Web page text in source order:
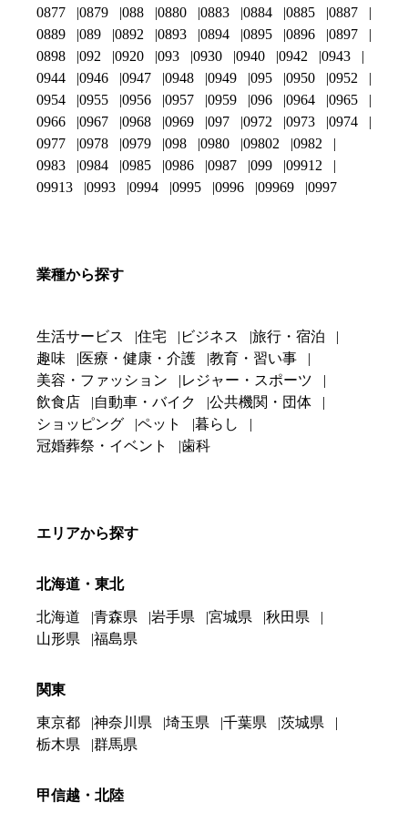
0877
0879 088 0880 0883 0884 0885
0887
0889
089 0892 0893 0894 0895 0896
0897
0898
092 0920 093 0930 0940 0942
0943
0944
0946 0947 0948 0949 095 0950
0952
0954
0955 0956 0957 0959 096 0964
0965
0966
0967 0968 0969 097 0972 0973
0974
0977
0978 0979 098 0980 09802
0982
0983
0984 0985 0986 0987 099
09912
09913
0993 0994 0995 0996 09969 0997
業種から探す
生活サービス 住宅 ビジネス
旅行・宿泊
趣味
医療・健康・介護
教育・習い事
美容・ファッション
レジャー・スポーツ
飲食店
自動車・バイク
公共機関・団体
ショッピング
ペット
暮らし
冠婚葬祭・イベント
歯科
エリアから探す
北海道・東北
北海道 青森県 岩手県 宮城県
秋田県
山形県
福島県
関東
東京都 神奈川県 埼玉県 千葉県
茨城県
栃木県
群馬県
甲信越・北陸